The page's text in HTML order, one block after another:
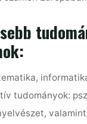
tudományok: